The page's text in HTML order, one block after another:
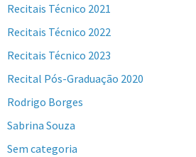
Recitais Técnico 2021
Recitais Técnico 2022
Recitais Técnico 2023
Recital Pós-Graduação 2020
Rodrigo Borges
Sabrina Souza
Sem categoria